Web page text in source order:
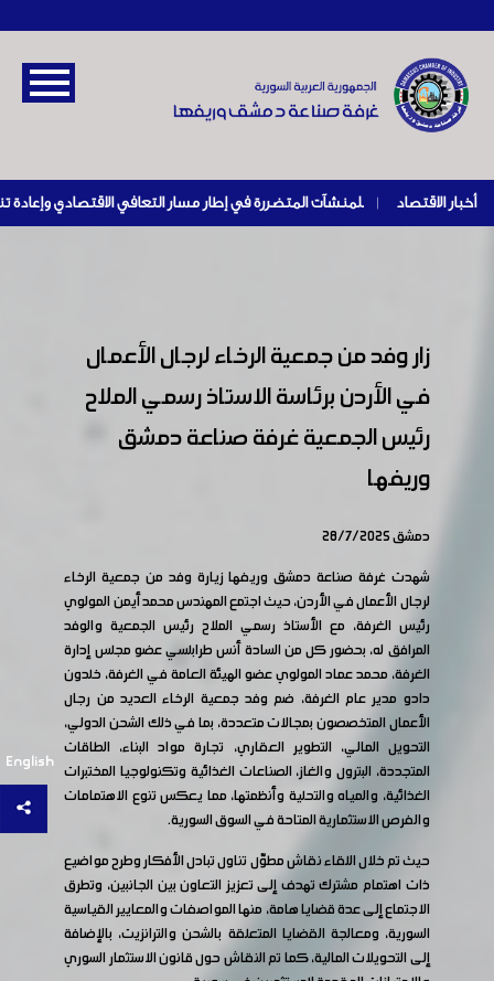
أخبار الاقتصاد |
English
زار وفد من جمعية الرخاء لرجال الأعمال
في الأردن برئاسة الاستاذ رسمي الملاح
رئيس الجمعية غرفة صناعة دمشق
وريفها
دمشق 28/7/2025
شهدت غرفة صناعة دمشق وريفها زيارة وفد من جمعية الرخاء
لرجال الأعمال في الأردن، حيث اجتمع المهندس محمد أيمن المولوي
رئيس الغرفة، مع الأستاذ رسمي الملاح رئيس الجمعية والوفد
المرافق له، بحضور كل من السادة أنس طرابلسي عضو مجلس إدارة
الغرفة، محمد عماد المولوي عضو الهيئة العامة في الغرفة، خلدون
دادو مدير عام الغرفة، ضم وفد جمعية الرخاء العديد من رجال
الأعمال المتخصصون بمجالات متعددة، بما في ذلك الشحن الدولي،
التحويل المالي، التطوير العقاري، تجارة مواد البناء، الطاقات
المتجددة، البترول والغاز، الصناعات الغذائية وتكنولوجيا المختبرات
الغذائية، والمياه والتحلية وأنظمتها، مما يعكس تنوع الاهتمامات
والفرص الاستثمارية المتاحة في السوق السورية.
حيث تم خلال اللقاء نقاش مطوّل تناول تبادل الأفكار وطرح مواضيع
ذات اهتمام مشترك تهدف إلى تعزيز التعاون بين الجانبين، وتطرق
الاجتماع إلى عدة قضايا هامة، منها المواصفات والمعايير القياسية
السورية، ومعالجة القضايا المتعلقة بالشحن والترانزيت، بالإضافة
إلى التحويلات المالية، كما تم النقاش حول قانون الاستثمار السوري